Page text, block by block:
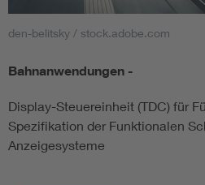
Smart Cities
DKE Fachinformationen im
Blitzschutz: DIN EN 62305 in
den-belitsky / stock.adobe.com
Bahnanwendungen -
Display-Steuereinheit (TDC) für
Spezifikation der Funktionalen
Anzeigesysteme